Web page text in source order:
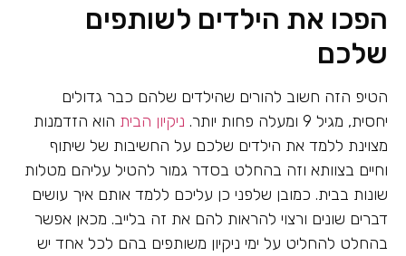
הפכו את הילדים לשותפים
שלכם
הטיפ הזה חשוב להורים שהילדים שלהם כבר גדולים
יחסית, מגיל 9 ומעלה פחות יותר.
ניקיון הבית הוא הזדמנות
מצוינת ללמד את הילדים שלכם על החשיבות של שיתוף
וחיים בצוותא וזה בהחלט בסדר גמור להטיל עליהם מטלות
שונות בבית. כמובן שלפני כן עליכם ללמד אותם איך עושים
דברים שונים ורצוי להראות להם את זה בלייב. מכאן אפשר
בהחלט להחליט על ימי ניקיון משותפים בהם לכל אחד יש